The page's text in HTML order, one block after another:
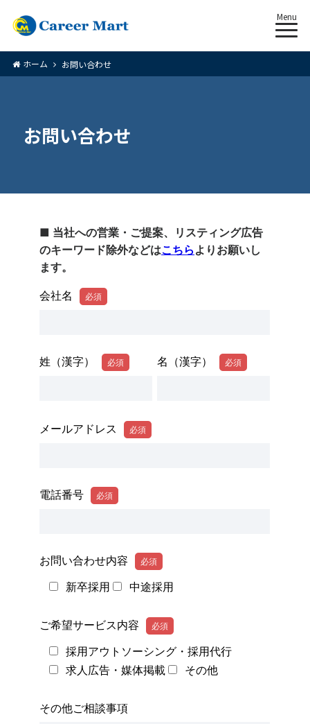
Menu
ホーム お問い合わせ
お問い合わせ